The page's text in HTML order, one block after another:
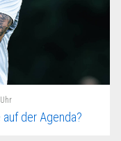
der Agenda?